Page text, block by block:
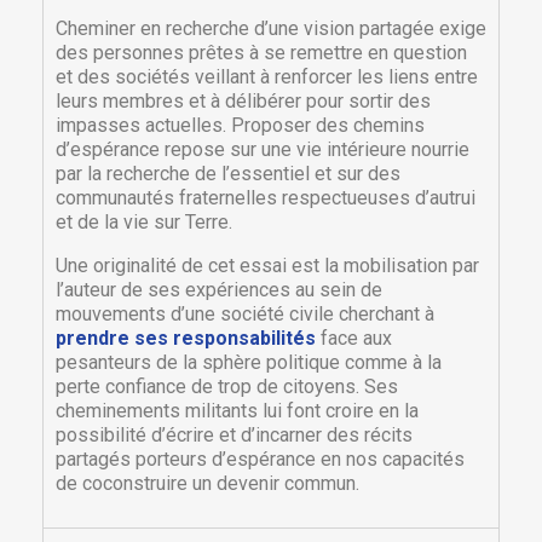
Ajouter à ma liste d'envies
Créer une liste d'envies
Nom de la liste d'envies
Connexion
Vous devez être connecté pour ajouter des produits
à votre liste d'envies.
Cheminer en recherche d’une vision partagée exige
des personnes prêtes à se remettre en question
et des sociétés veillant à renforcer les liens entre
leurs membres et à délibérer pour sortir des
impasses actuelles. Proposer des chemins
d’espérance repose sur une vie intérieure nourrie
par la recherche de l’essentiel et sur des
communautés fraternelles respectueuses d’autrui
et de la vie sur Terre.
Une originalité de cet essai est la mobilisation par
l’auteur de ses expériences au sein de
mouvements d’une société civile cherchant à
prendre ses responsabilités face aux
pesanteurs de la sphère politique comme à la
perte confiance de trop de citoyens. Ses
cheminements militants lui font croire en la
possibilité d’écrire et d’incarner des récits
partagés porteurs d’espérance en nos capacités
de coconstruire un devenir commun.